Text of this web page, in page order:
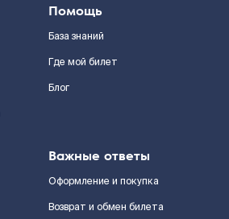
Помощь
База знаний
Где мой билет
Блог
Важные ответы
Оформление и покупка
Возврат и обмен билета